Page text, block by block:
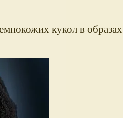
кукол в образах